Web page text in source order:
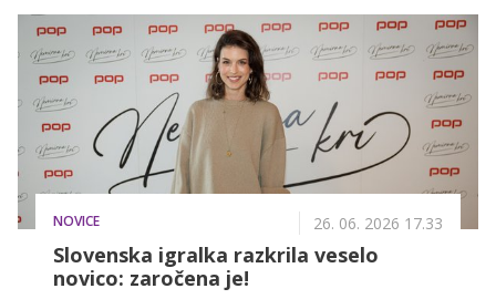
pričakovanjem javnosti?
NOVICE 26. 06. 2026 17.33
Slovenska igralka razkrila veselo
novico: zaročena je!